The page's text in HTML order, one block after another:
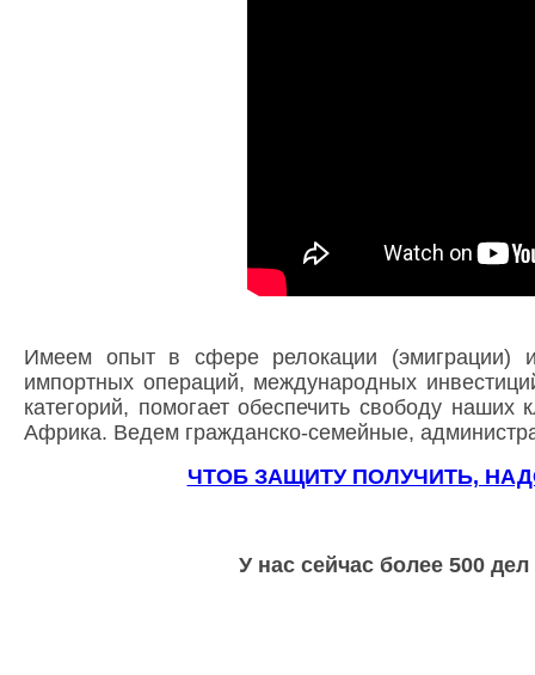
Имеем опыт в сфере релокации (эмиграции) и
импортных операций, международных
категорий, помогает обеспечить свободу
Африка. Ведем гражданско-семейные,
ЧТОБ ЗАЩИТУ ПОЛУЧИТЬ,
У нас сейчас более 500